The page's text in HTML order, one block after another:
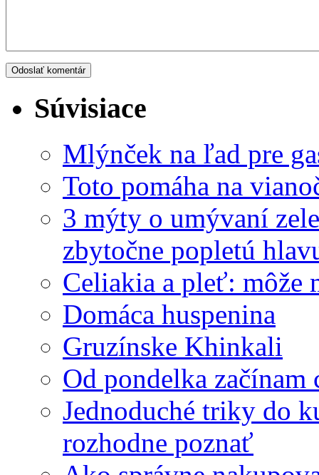
Súvisiace
Mlýnček na ľad pre
Toto pomáha na
3 mýty o umývaní
zbytočne popletú
Celiakia a pleť: môže
Domáca huspenina
Gruzínske Khinkali
Od pondelka začínam
Jednoduché triky do
rozhodne poznať